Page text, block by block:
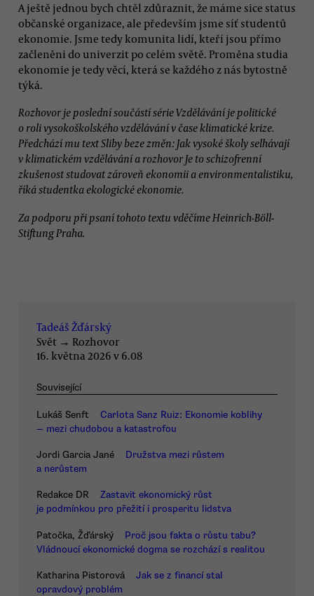
A ještě jednou bych chtěl zdůraznit, že máme sice status
občanské organizace, ale především jsme síť studentů
ekonomie. Jsme tedy komunita lidí, kteří jsou přímo
začleněni do univerzit po celém světě. Proměna studia
ekonomie je tedy věcí, která se každého z nás bytostně
týká.
Rozhovor je poslední součástí série Vzdělávání je politické
o roli vysokoškolského vzdělávání v čase klimatické krize.
Předchází mu text Sliby beze změn: Jak vysoké školy selhávají
v klimatickém vzdělávání a rozhovor Je to schizofrenní
zkušenost studovat zároveň ekonomii a environmentalistiku,
říká studentka ekologické ekonomie.
Za podporu při psaní tohoto textu vděčíme Heinrich-Böll-
Stiftung Praha.
Tadeáš Žďárský
Svět → Rozhovor
16. května 2026 v 6.08
Související
Lukáš Senft
Carlota Sanz Ruiz: Ekonomie koblihy
— mezi chudobou a katastrofou
Jordi Garcia Jané
Družstva mezi růstem
a nerůstem
Redakce DR
Zastavit ekonomický růst
je podmínkou pro přežití i prosperitu lidstva
Patočka, Žďárský
Proč jsou fakta o růstu tabu?
Vládnoucí ekonomické dogma se rozchází s realitou
Katharina Pistorová
Jak se z financí stal
opravdový problém